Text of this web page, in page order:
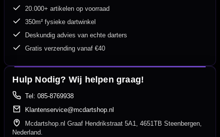
20.000+ artikelen op voorraad
350m² fysieke dartwinkel
Deskundig advies van echte darters
Gratis verzending vanaf €40
Hulp Nodig? Wij helpen graag!
Tel: 085-8769938
Klantenservice@mcdartshop.nl
Mcdartshop.nl Graaf Hendrikstraat 5A1, 4651TB Steenbergen,
Nederland.